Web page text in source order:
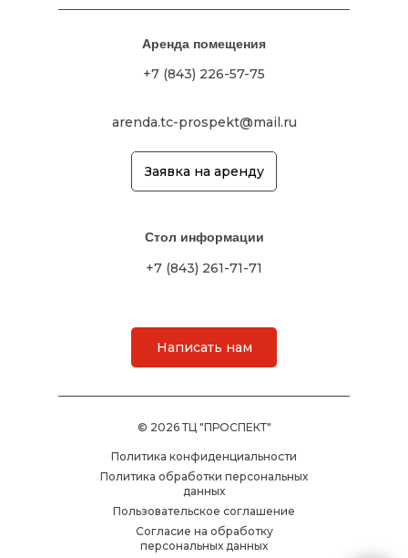
Аренда помещения
Стол информации
+7 (843) 226-57-75
arenda.tc-prospekt@mail.ru
+7 (843) 261-71-71
Заявка на аренду
Написать нам
© 2026 ТЦ "ПРОСПЕКТ"
Политика конфиденциальности
Политика обработки персональных
данных
Пользовательское соглашение
Согласие на обработку
персональных данных